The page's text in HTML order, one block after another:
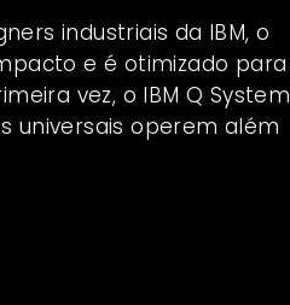
industriais da IBM, o
e é otimizado para
vez, o IBM Q System
universais operem além